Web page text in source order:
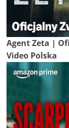
Agent Zeta |
Video Polska